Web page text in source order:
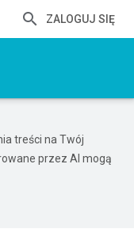
ZALOGUJ SIĘ
treści na Twój
przez AI mogą